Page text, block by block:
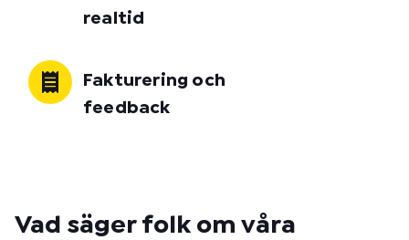
realtid
Fakturering och
feedback
Vad säger folk om våra